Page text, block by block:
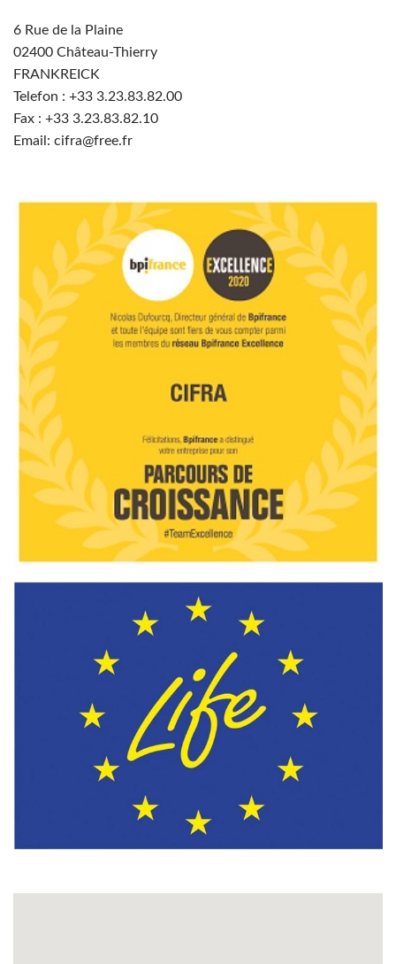
6 Rue de la Plaine
02400 Château-Thierry
FRANKREICK
Telefon : +33 3.23.83.82.00
Fax : +33 3.23.83.82.10
Email: cifra@free.fr